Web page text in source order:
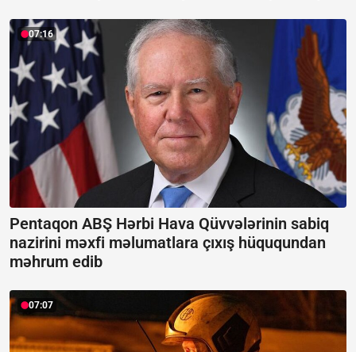
07:16
Pentaqon ABŞ Hərbi Hava Qüvvələrinin sabiq
nazirini məxfi məlumatlara çıxış hüququndan
məhrum edib
07:07